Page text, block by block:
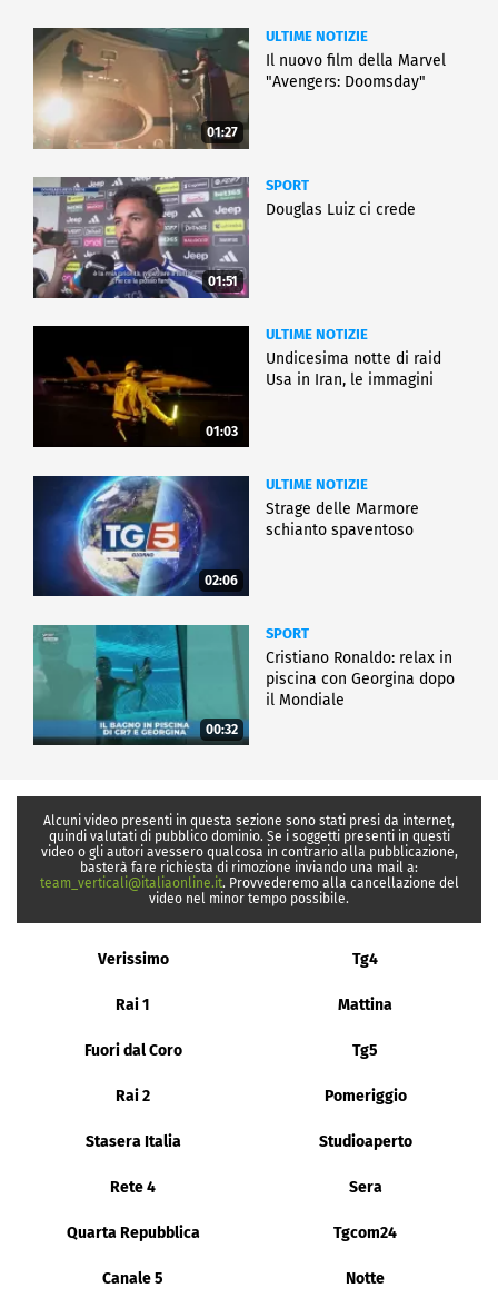
01:27
ULTIME NOTIZIE
Il nuovo film della Marvel
"Avengers: Doomsday"
01:51
SPORT
Douglas Luiz ci crede
01:03
ULTIME NOTIZIE
Undicesima notte di raid
Usa in Iran, le immagini
02:06
ULTIME NOTIZIE
Strage delle Marmore
schianto spaventoso
00:32
SPORT
Cristiano Ronaldo: relax in
piscina con Georgina dopo
il Mondiale
Alcuni video presenti in questa sezione sono stati presi da internet,
quindi valutati di pubblico dominio. Se i soggetti presenti in questi
video o gli autori avessero qualcosa in contrario alla pubblicazione,
basterà fare richiesta di rimozione inviando una mail a:
team_verticali@italiaonline.it. Provvederemo alla cancellazione del
video nel minor tempo possibile.
Verissimo Tg4
Rai 1 Mattina
Fuori dal Coro Tg5
Rai 2 Pomeriggio
Stasera Italia Studioaperto
Rete 4 Sera
Quarta Repubblica Tgcom24
Canale 5 Notte